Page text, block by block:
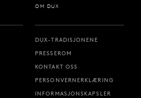
OM DUX
DUX-TRADISJONENE
PRESSEROM
KONTAKT OSS
PERSONVERNERKLÆRING
INFORMASJONSKAPSLER